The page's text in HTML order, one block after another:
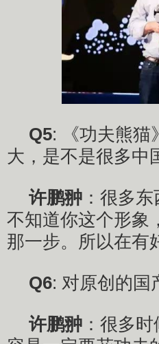
Q5: 《功夫熊猫
大，是不是很多中
许鹏翀 ：很多
不知道你这个形象
那一步。所以在有
Q6: 对原创的国
许鹏翀 ：很多